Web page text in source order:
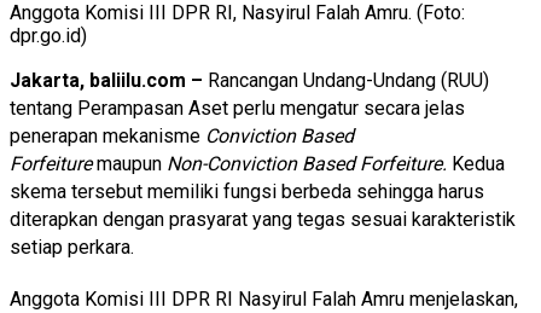
Anggota Komisi III DPR RI, Nasyirul Falah Amru. (Foto:
dpr.go.id)
Jakarta, baliilu.com – Rancangan Undang-Undang (RUU)
tentang Perampasan Aset perlu mengatur secara jelas
penerapan mekanisme Conviction Based
Forfeituremaupun Non-Conviction Based Forfeiture. Kedua
skema tersebut memiliki fungsi berbeda sehingga harus
diterapkan dengan prasyarat yang tegas sesuai karakteristik
setiap perkara.
Anggota Komisi III DPR RI Nasyirul Falah Amru menjelaskan,